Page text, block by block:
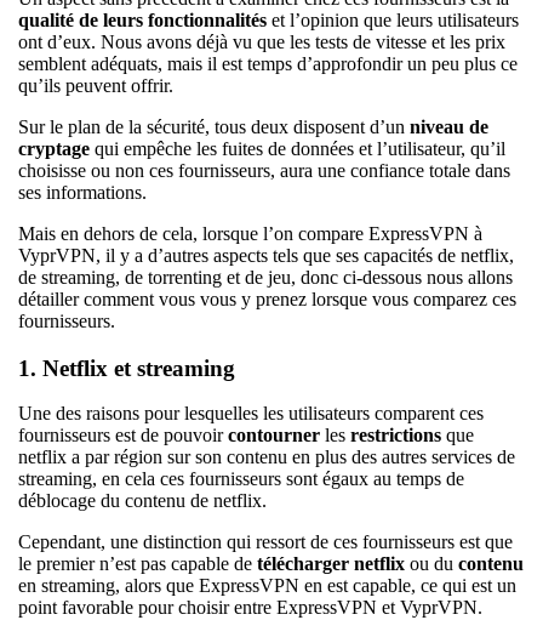
qualité de leurs fonctionnalités et l’opinion que leurs utilisateurs
ont d’eux. Nous avons déjà vu que les tests de vitesse et les prix
semblent adéquats, mais il est temps d’approfondir un peu plus ce
qu’ils peuvent offrir.
Sur le plan de la sécurité, tous deux disposent d’un niveau de
cryptage qui empêche les fuites de données et l’utilisateur, qu’il
choisisse ou non ces fournisseurs, aura une confiance totale dans
ses informations.
Mais en dehors de cela, lorsque l’on compare ExpressVPN à
VyprVPN, il y a d’autres aspects tels que ses capacités de netflix,
de streaming, de torrenting et de jeu, donc ci-dessous nous allons
détailler comment vous vous y prenez lorsque vous comparez ces
fournisseurs.
1. Netflix et streaming
Une des raisons pour lesquelles les utilisateurs comparent ces
fournisseurs est de pouvoircontourner les restrictions que
netflix a par région sur son contenu en plus des autres services de
streaming, en cela ces fournisseurs sont égaux au temps de
déblocage du contenu de netflix.
Cependant, une distinction qui ressort de ces fournisseurs est que
le premier n’est pas capable de télécharger netflix ou du contenu
en streaming, alors que ExpressVPN en est capable, ce qui est un
point favorable pour choisir entre ExpressVPN et VyprVPN.